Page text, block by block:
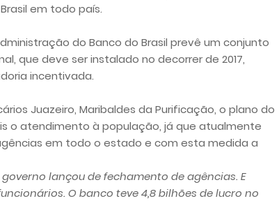
em todo país.
do Banco do Brasil prevê um conjunto
que deve ser instalado no decorrer de 2017,
incentivada.
Juazeiro, Maribaldes da Purificação, o plano do
o atendimento à população, já que atualmente
em todo o estado e com esta medida a
lançou de fechamento de agências. E
O banco teve 4,8 bilhões de lucro no